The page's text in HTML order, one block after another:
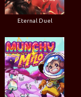
Eternal Duel